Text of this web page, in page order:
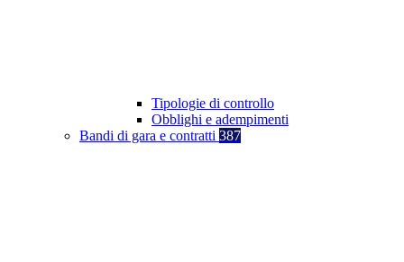
Tipologie di controllo
Obblighi e adempimenti
Bandi di gara e contratti 387